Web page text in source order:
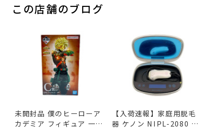
この店舗のブログ
未開封品 僕のヒーローア
カデミア フィギュア 一
【入荷速報】家庭用脱毛
器 ケノン NIPL-2080 V8.